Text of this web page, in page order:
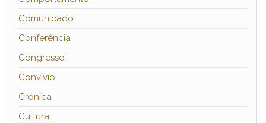
Comunicado
Conferência
Congresso
Convívio
Crónica
Cultura